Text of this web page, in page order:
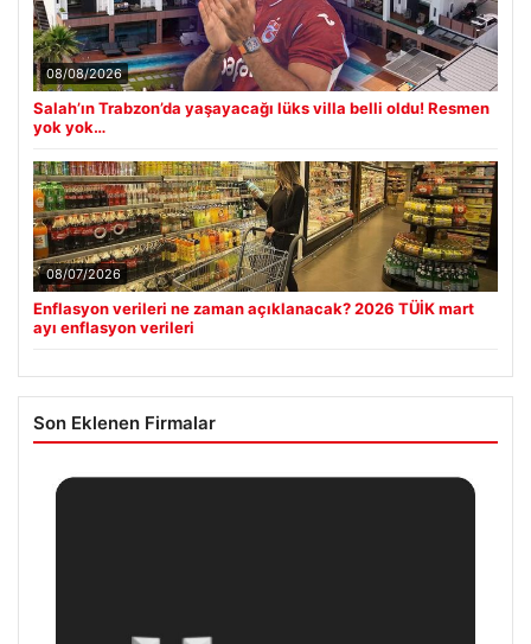
08/08/2026
Salah’ın Trabzon’da yaşayacağı lüks villa belli oldu! Resmen
yok yok…
08/07/2026
Enflasyon verileri ne zaman açıklanacak? 2026 TÜİK mart
ayı enflasyon verileri
Son Eklenen Firmalar